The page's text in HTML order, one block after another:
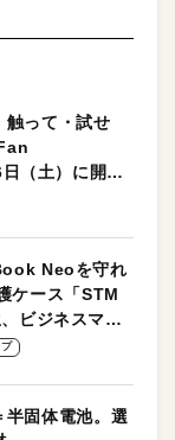
触って・試せ
（土）に開催
Neoを守れ
ケース「STM
ビジネスマン
プ
半固体電池。選